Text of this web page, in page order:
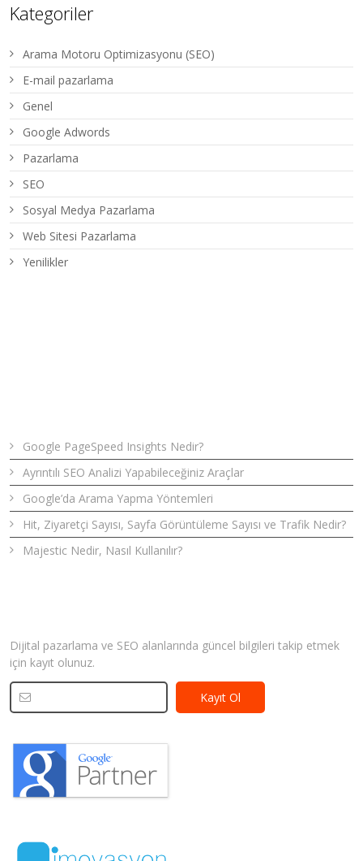
Kategoriler
Arama Motoru Optimizasyonu (SEO)
E-mail pazarlama
Genel
Google Adwords
Pazarlama
SEO
Sosyal Medya Pazarlama
Web Sitesi Pazarlama
Yenilikler
Google PageSpeed Insights Nedir?
Ayrıntılı SEO Analizi Yapabileceğiniz Araçlar
Google’da Arama Yapma Yöntemleri
Hit, Ziyaretçi Sayısı, Sayfa Görüntüleme Sayısı ve Trafik Nedir?
Majestic Nedir, Nasıl Kullanılır?
Dijital pazarlama ve SEO alanlarında güncel bilgileri takip etmek
için kayıt olunuz.